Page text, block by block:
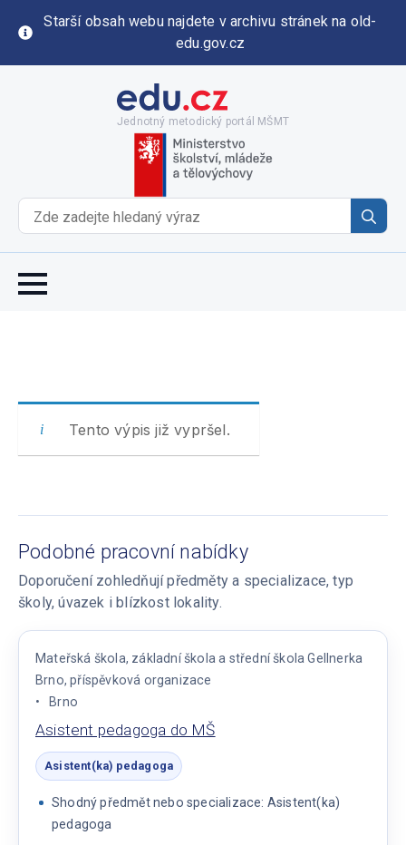
Starší obsah webu najdete v archivu stránek na old-
edu.gov.cz
Jednotný metodický portál MŠMT
for:
Tento výpis již vypršel.
Podobné pracovní nabídky
Doporučení zohledňují předměty a specializace, typ
školy, úvazek i blízkost lokality.
Mateřská škola, základní škola a střední škola Gellnerka
Brno, příspěvková organizace
Brno
Asistent pedagoga do MŠ
Asistent(ka) pedagoga
Shodný předmět nebo specializace: Asistent(ka)
pedagoga